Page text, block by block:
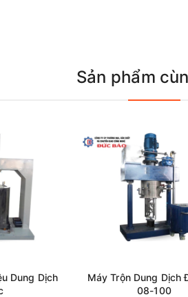
thể tham khảo thông tin trên website
thông số kỹ thuật sẽ bao gồm:
Sản phẩm
Dung Dịch
Máy Trộn Dung Dịch
08-100